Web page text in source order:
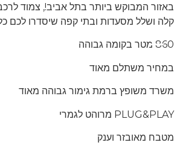
באזור המבוקש ביותר בתל אביב!, צמוד
קלה ושלל מסעדות ובתי קפה שיסדרו לכם
860 מטר בקומה גבוהה
במחיר משתלם מאוד
משרד משופץ ברמת גימור גבוהה מאוד
PLUG&PLAY מרוהט לגמרי
מטבח מאובזר וענק